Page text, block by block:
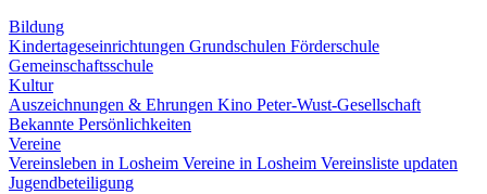
Bildung
Kindertageseinrichtungen Grundschulen Förderschule
Gemeinschaftsschule
Kultur
Auszeichnungen & Ehrungen Kino Peter-Wust-Gesellschaft
Bekannte Persönlichkeiten
Vereine
Vereinsleben in Losheim Vereine in Losheim Vereinsliste updaten
Jugendbeteiligung